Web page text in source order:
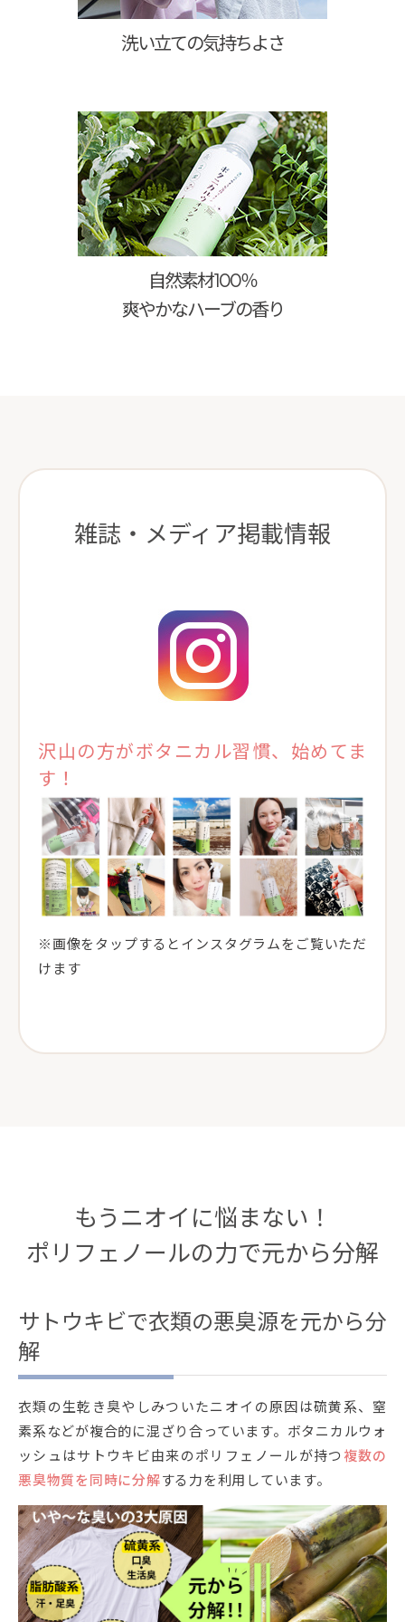
洗い立ての気持ちよさ
自然素材100％
爽やかなハーブの香り
雑誌・メディア掲載情報
沢山の方がボタニカル習慣、始めてま
す！
※画像をタップするとインスタグラムをご覧いただ
けます
もうニオイに悩まない！
ポリフェノールの力で元から分解
サトウキビで衣類の悪臭源を元から分
解
衣類の生乾き臭やしみついたニオイの原因は硫黄系、窒
素系などが複合的に混ざり合っています。ボタニカルウォ
ッシュはサトウキビ由来のポリフェノールが持つ 複数の
悪臭物質を同時に分解する力を利用しています。